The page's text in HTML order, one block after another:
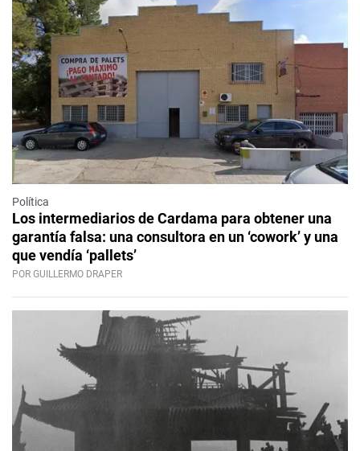
Política
Los intermediarios de Cardama para obtener una
garantía falsa: una consultora en un ‘cowork’ y una
que vendía ‘pallets’
POR GUILLERMO DRAPER